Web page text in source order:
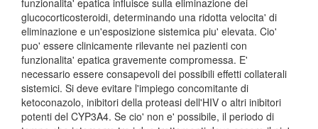
funzionalita' epatica influisce sulla eliminazione dei
glucocorticosteroidi, determinando una ridotta velocita' di
eliminazione e un'esposizione sistemica piu' elevata. Cio'
puo' essere clinicamente rilevante nei pazienti con
funzionalita' epatica gravemente compromessa. E'
necessario essere consapevoli dei possibili effetti collaterali
sistemici. Si deve evitare l'impiego concomitante di
ketoconazolo, inibitori della proteasi dell'HIV o altri inibitori
potenti del CYP3A4. Se cio' non e' possibile, il periodo di